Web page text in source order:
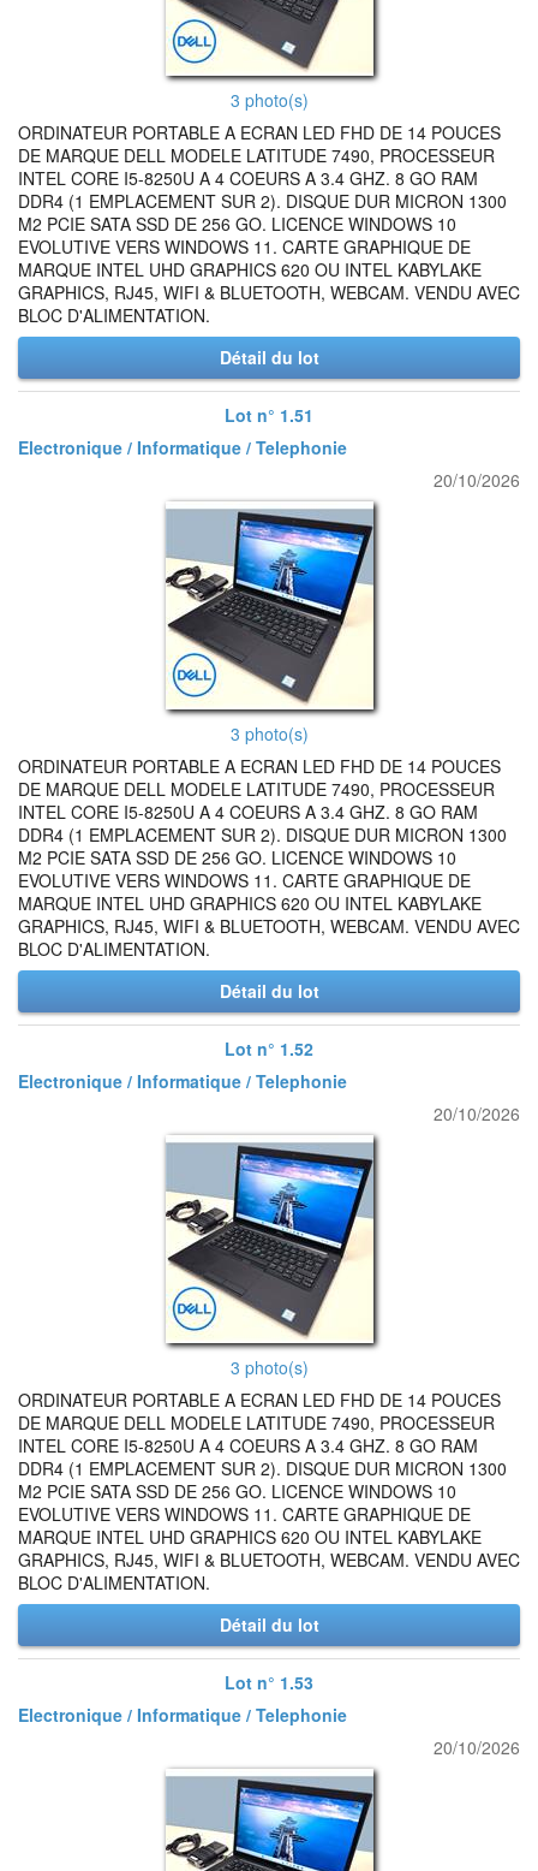
3 photo(s)
ORDINATEUR PORTABLE A ECRAN LED FHD DE 14 POUCES
DE MARQUE DELL MODELE LATITUDE 7490, PROCESSEUR
INTEL CORE I5-8250U A 4 COEURS A 3.4 GHZ. 8 GO RAM
DDR4 (1 EMPLACEMENT SUR 2). DISQUE DUR MICRON 1300
M2 PCIE SATA SSD DE 256 GO. LICENCE WINDOWS 10
EVOLUTIVE VERS WINDOWS 11. CARTE GRAPHIQUE DE
MARQUE INTEL UHD GRAPHICS 620 OU INTEL KABYLAKE
GRAPHICS, RJ45, WIFI & BLUETOOTH, WEBCAM. VENDU AVEC
BLOC D'ALIMENTATION.
Détail du lot
Lot n° 1.51
Electronique / Informatique / Telephonie
20/10/2026
3 photo(s)
ORDINATEUR PORTABLE A ECRAN LED FHD DE 14 POUCES
DE MARQUE DELL MODELE LATITUDE 7490, PROCESSEUR
INTEL CORE I5-8250U A 4 COEURS A 3.4 GHZ. 8 GO RAM
DDR4 (1 EMPLACEMENT SUR 2). DISQUE DUR MICRON 1300
M2 PCIE SATA SSD DE 256 GO. LICENCE WINDOWS 10
EVOLUTIVE VERS WINDOWS 11. CARTE GRAPHIQUE DE
MARQUE INTEL UHD GRAPHICS 620 OU INTEL KABYLAKE
GRAPHICS, RJ45, WIFI & BLUETOOTH, WEBCAM. VENDU AVEC
BLOC D'ALIMENTATION.
Détail du lot
Lot n° 1.52
Electronique / Informatique / Telephonie
20/10/2026
3 photo(s)
ORDINATEUR PORTABLE A ECRAN LED FHD DE 14 POUCES
DE MARQUE DELL MODELE LATITUDE 7490, PROCESSEUR
INTEL CORE I5-8250U A 4 COEURS A 3.4 GHZ. 8 GO RAM
DDR4 (1 EMPLACEMENT SUR 2). DISQUE DUR MICRON 1300
M2 PCIE SATA SSD DE 256 GO. LICENCE WINDOWS 10
EVOLUTIVE VERS WINDOWS 11. CARTE GRAPHIQUE DE
MARQUE INTEL UHD GRAPHICS 620 OU INTEL KABYLAKE
GRAPHICS, RJ45, WIFI & BLUETOOTH, WEBCAM. VENDU AVEC
BLOC D'ALIMENTATION.
Détail du lot
Lot n° 1.53
Electronique / Informatique / Telephonie
20/10/2026